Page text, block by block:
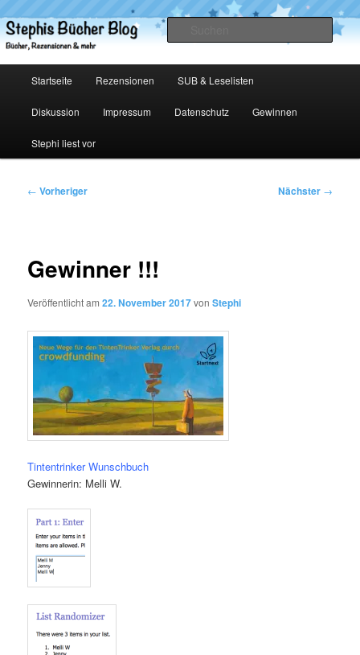
primären
Inhalt
Stephis Bücher Blog
Startseite Rezensionen SUB & Leselisten
Diskussion Impressum Datenschutz Gewinnen
Stephi liest vor
Beitragsnavigation
← Vorheriger Nächster →
Gewinner !!!
Veröffentlicht am22. November 2017vonStephi
Tintentrinker Wunschbuch
Gewinnerin: Melli W.